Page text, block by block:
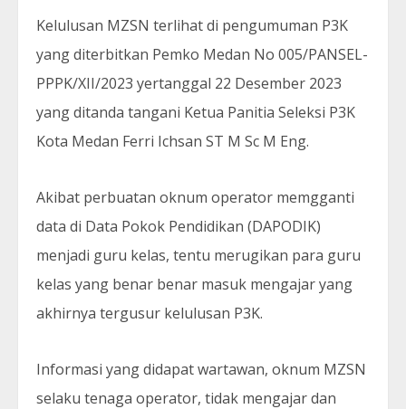
Kelulusan MZSN terlihat di pengumuman P3K
yang diterbitkan Pemko Medan No 005/PANSEL-
PPPK/XII/2023 yertanggal 22 Desember 2023
yang ditanda tangani Ketua Panitia Seleksi P3K
Kota Medan Ferri Ichsan ST M Sc M Eng.
Akibat perbuatan oknum operator memgganti
data di Data Pokok Pendidikan (DAPODIK)
menjadi guru kelas, tentu merugikan para guru
kelas yang benar benar masuk mengajar yang
akhirnya tergusur kelulusan P3K.
Informasi yang didapat wartawan, oknum MZSN
selaku tenaga operator, tidak mengajar dan